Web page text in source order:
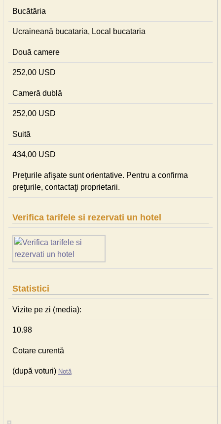
Bucătăria
Ucraineană bucataria, Local bucataria
Două camere
252,00 USD
Cameră dublă
252,00 USD
Suită
434,00 USD
Preţurile afişate sunt orientative. Pentru a confirma
preţurile, contactaţi proprietarii.
Verifica tarifele si rezervati un hotel
Statistici
Vizite pe zi (media):
10.98
Cotare curentă
(după voturi) Notă